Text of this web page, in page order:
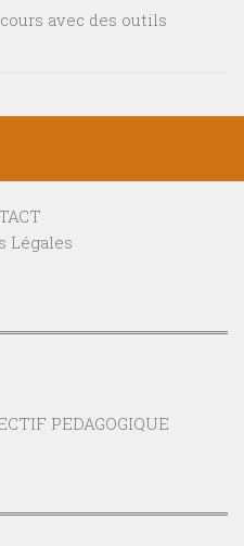
avec des outils
Légales
PEDAGOGIQUE